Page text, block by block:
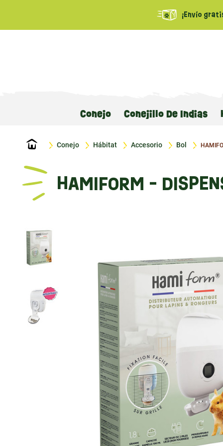
¡Envío
Conejo Conejillo De Indias
Inicio Conejo Hábitat Accesorio Bol
HAMIFORM -